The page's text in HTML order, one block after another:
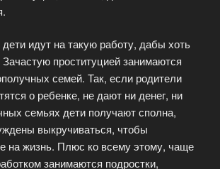
идут на такую работу, дабы хоть
Зачастую проституцией занимаются
семей. Так, если родители
о ребенке, не дают ни денег, ни
семьях дети получают сполна,
выкручиваться, чтобы
на жизнь. Плюс ко всему этому, чаще
занимаются подростки,